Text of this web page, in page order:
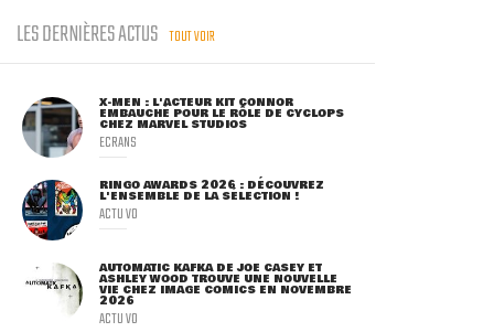
LES DERNIÈRES ACTUS TOUT VOIR
X-MEN : L'ACTEUR KIT CONNOR
EMBAUCHÉ POUR LE RÔLE DE CYCLOPS
CHEZ MARVEL STUDIOS
ECRANS
RINGO AWARDS 2026 : DÉCOUVREZ
L'ENSEMBLE DE LA SÉLECTION !
ACTU VO
AUTOMATIC KAFKA DE JOE CASEY ET
ASHLEY WOOD TROUVE UNE NOUVELLE
VIE CHEZ IMAGE COMICS EN NOVEMBRE
2026
ACTU VO